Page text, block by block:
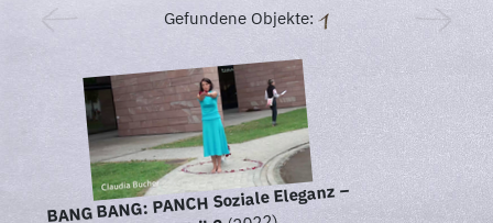
Gefundene Objekte:
BANG BANG: PANCH Soziale Eleganz –